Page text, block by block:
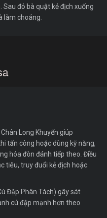
Sau đó bà quật kẻ địch xuống
làm choáng.
Long Khuyển giúp
tấn công hoặc dùng kỹ năng,
hóa đòn đánh tiếp theo. Điều
tiêu, truy đuổi kẻ địch hoặc
Đập Phân Tách) gây sát
cú đập mạnh hơn theo